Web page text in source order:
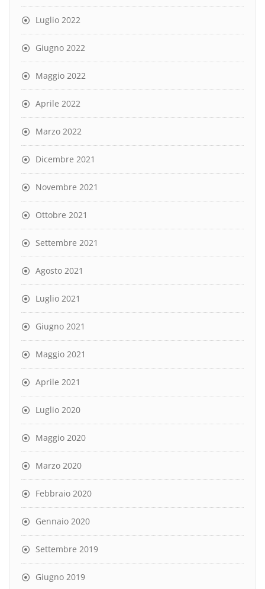
Luglio 2022
Giugno 2022
Maggio 2022
Aprile 2022
Marzo 2022
Dicembre 2021
Novembre 2021
Ottobre 2021
Settembre 2021
Agosto 2021
Luglio 2021
Giugno 2021
Maggio 2021
Aprile 2021
Luglio 2020
Maggio 2020
Marzo 2020
Febbraio 2020
Gennaio 2020
Settembre 2019
Giugno 2019